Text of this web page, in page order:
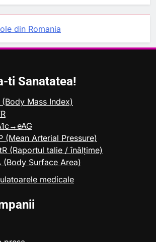
din Romania
ti Sanatatea!
Mass Index)
(Mean Arterial Pressure)
(Raportul talie / înălțime)
(Body Surface Area)
medicale